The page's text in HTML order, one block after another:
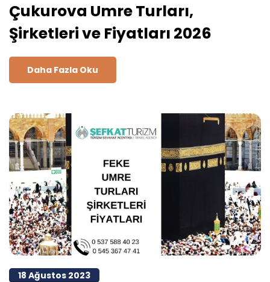
Çukurova Umre Turları,
Şirketleri ve Fiyatları 2026
Daha Fazla Oku
18 Ağustos 2023